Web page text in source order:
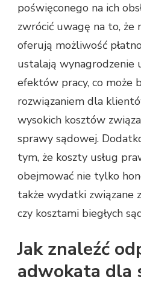
poświęconego na ich
zwrócić uwagę na to, że
oferują możliwość
ustalają wynagrodzenie
efektów pracy, co może
rozwiązaniem dla
wysokich kosztów
sprawy sądowej.
tym, że koszty usług
obejmować nie tylko
także wydatki związane
czy kosztami biegłych
Jak znaleźć
adwokata dla